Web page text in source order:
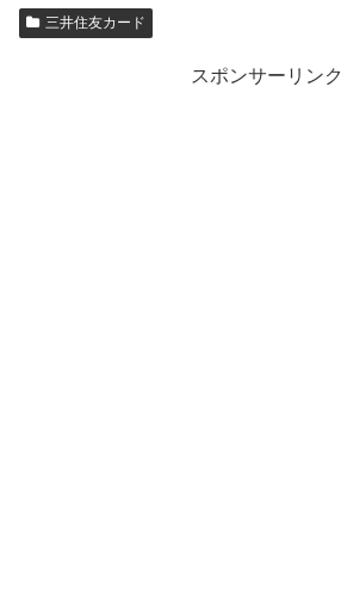
三井住友カード
スポンサーリンク